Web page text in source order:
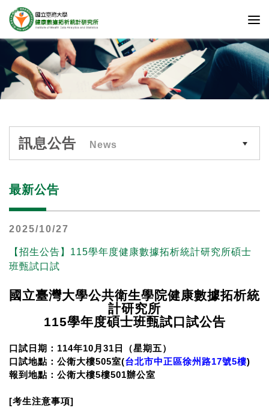
訊息公告 News
最新公告
2025/10/27
【招生公告】115學年度健康數據拓析統計研究所碩士
班甄試口試
國立臺灣大學公共衛生學院健康數據拓析統
計研究所
115學年度碩士班甄試口試公告
口試日期： 114年10 月 31 日（星期五）
口試地點：公衛大樓505室(台北市中正區徐州路17號5樓)
報到地點：公衛大樓5樓501辦公室
[考生注意事項]